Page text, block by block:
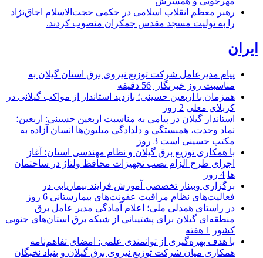
رهبر معظم انقلاب اسلامی در حکمی حجت‌الاسلام اجاق‌نژاد
را به تولیت مسجد مقدس جمکران منصوب کردند.
ایران
پیام مدیرعامل شركت توزیع نیروی برق استان گیلان به
مناسبت روز خبرنگار ‌
56 دقیقه
همزمان با اربعین حسینی؛ بازدید استاندار از مواکب گیلانی در
کربلای معلی 2 روز
استاندار گیلان در پیامی به مناسبت اربعین حسینی: اربعین؛
نماد وحدت، همبستگی و دلدادگی میلیون‌ها انسان آزاده به
مکتب حسینی است 3 روز
با همکاری توزیع برق گیلان و نظام مهندسی استان؛ آغاز
اجرای طرح الزام نصب تجهیزات محافظ ولتاژ در ساختمان
ها 4 روز
برگزاری وبینار تخصصی آموزش فرایند بیماریابی در
فعالیت‌های نظام مراقبت عفونت‌های بیمارستانی 6 روز
در راستای همدلی ملی؛ اعلام آمادگی مدیر عامل برق
منطقه‌ای گیلان برای پشتیبانی از شبكه برق استان‌های جنوبی
كشور
1 هفته
با هدف بهره‌گیری از توانمندی علمی: امضای تفاهم‌نامه
همكاری میان شركت توزیع نیروی برق گیلان و بنیاد نخبگان